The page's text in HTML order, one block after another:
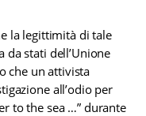
la legittimità di tale
da stati dell’Unione
che un attivista
all’odio per
to the sea …” durante